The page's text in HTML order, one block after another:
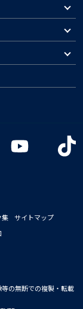
集
サイトマップ
の無断での複製・転載